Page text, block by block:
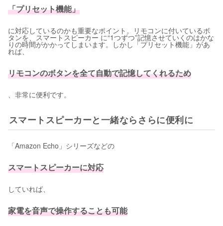
「プリセット機能」
に対応しているのかも重要なポイント。リモコンに付いているボ
タンを、スマートスピーカー に“1つずつ”記憶させていくのはかな
りの時間がかかってしまいます。しかし「プリセット機能」があ
れば、
リモコンのボタンを全て自動で記憶してくれるため
、非常に便利です。
スマートスピーカーと一緒ならさらに便利に
「Amazon Echo」シリーズなどの
スマートスピーカーに対応
していれば、
家電を音声で操作することも可能